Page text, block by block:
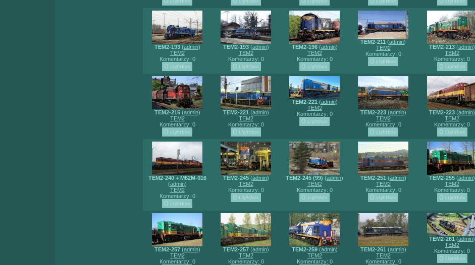
TEM2-193(admin)
TEM2
Komentarzy: 0
TEM2-193(admin)
TEM2
Komentarzy: 0
TEM2-196(admin)
TEM2
Komentarzy: 0
TEM2-211 (admin)
TEM2
Komentarzy: 0
TEM2-213 (admin)
TEM2
Komentarzy: 0
TEM2-215(admin)
TEM2
Komentarzy: 0
TEM2-221 (admin)
TEM2
Komentarzy: 0
TEM2-221 (admin)
TEM2
Komentarzy: 0
TEM2-223(admin)
TEM2
Komentarzy: 0
TEM2-223 (admin)
TEM2
Komentarzy: 0
TEM2-240 + M62M-016
(admin)
TEM2
Komentarzy: 0
TEM2-245(admin)
TEM2
Komentarzy: 0
TEM2-245 (99) (admin)
TEM2
Komentarzy: 0
TEM2-251 (admin)
TEM2
Komentarzy: 0
TEM2-255 (admin)
TEM2
Komentarzy: 0
TEM2-257(admin)
TEM2
Komentarzy: 0
TEM2-257(admin)
TEM2
Komentarzy: 0
TEM2-259(admin)
TEM2
Komentarzy: 0
TEM2-261 (admin)
TEM2
Komentarzy: 0
TEM2-261 (admin)
TEM2
Komentarzy: 0